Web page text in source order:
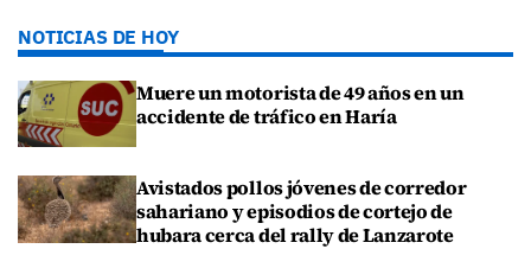
NOTICIAS DE HOY
Muere un motorista de 49 años en un
accidente de tráfico en Haría
Avistados pollos jóvenes de corredor
sahariano y episodios de cortejo de
hubara cerca del rally de Lanzarote